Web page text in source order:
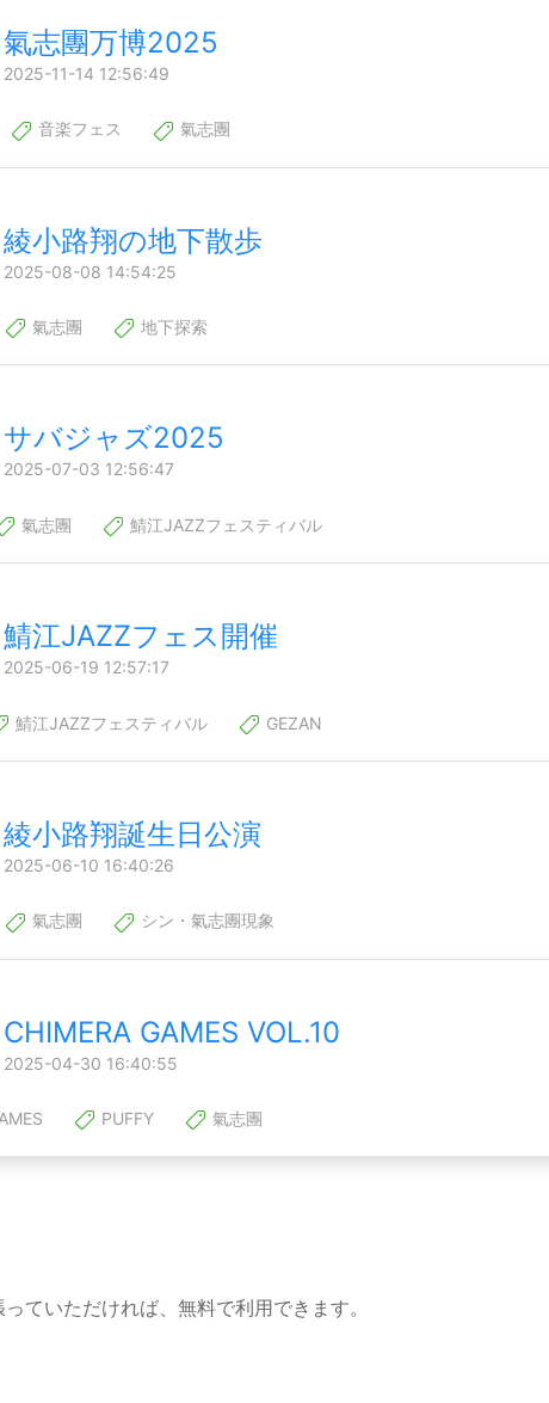
氣志團万博2025
2025-11-14 12:56:49
音楽フェス 氣志團
綾小路翔の地下散歩
2025-08-08 14:54:25
氣志團 地下探索
サバジャズ2025
2025-07-03 12:56:47
氣志團 鯖江JAZZフェスティバル
鯖江JAZZフェス開催
2025-06-19 12:57:17
鯖江JAZZフェスティバル GEZAN
綾小路翔誕生日公演
2025-06-10 16:40:26
氣志團 シン・氣志團現象
CHIMERA GAMES VOL.10
2025-04-30 16:40:55
PUFFY 氣志團
ていただければ、無料で利用できます。